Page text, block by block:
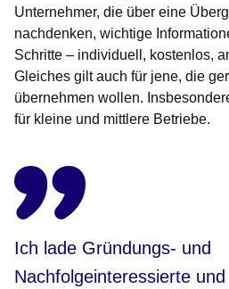
Unternehmer, die über eine
nachdenken, wichtige
Schritte – individuell, kostenlos,
Gleiches gilt auch für jene, die
übernehmen wollen.
für kleine und mittlere Betriebe.
Ich lade Gründungs- und
Nachfolgeinteressierte